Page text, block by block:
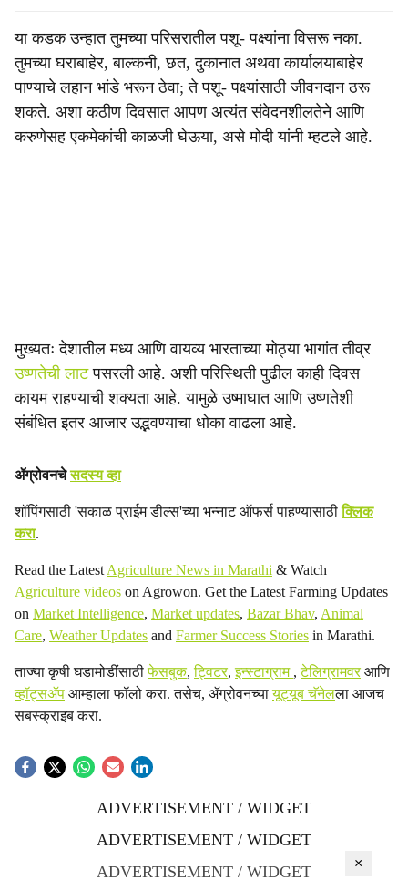
या कडक उन्हात तुमच्या परिसरातील पशू- पक्ष्यांना विसरू नका.
तुमच्या घराबाहेर, बाल्कनी, छत, दुकानात अथवा कार्यालयाबाहेर
पाण्याचे लहान भांडे भरून ठेवा; ते पशू- पक्ष्यांसाठी जीवनदान ठरू
शकते. अशा कठीण दिवसात आपण अत्यंत संवेदनशीलतेने आणि
करुणेसह एकमेकांची काळजी घेऊया, असे मोदी यांनी म्हटले आहे.
मुख्यतः देशातील मध्य आणि वायव्य भारताच्या मोठ्या भागांत तीव्र
उष्णतेची लाटपसरली आहे. अशी परिस्थिती पुढील काही दिवस
कायम राहण्याची शक्यता आहे. यामुळे उष्माघात आणि उष्णतेशी
संबंधित इतर आजार उद्भवण्याचा धोका वाढला आहे.
ॲग्रोवनचेसदस्य व्हा
शॉपिंगसाठी 'सकाळ प्राईम डील्स'च्या भन्नाट ऑफर्स पाहण्यासाठीक्लिक
करा.
Read the Latest Agriculture News in Marathi & Watch
Agriculture videos on Agrowon. Get the Latest Farming Updates
on Market Intelligence, Market updates, Bazar Bhav, Animal
Care, Weather Updates and Farmer Success Stories in Marathi.
ताज्या कृषी घडामोडींसाठीफेसबुक,ट्विटर,इन्स्टाग्राम ,टेलिग्रामवरआणि
व्हॉट्सॲप आम्हाला फॉलो करा. तसेच, ॲग्रोवनच्यायूट्यूब चॅनेलला आजच
सबस्क्राइब करा.
ADVERTISEMENT / WIDGET
ADVERTISEMENT / WIDGET
ADVERTISEMENT / WIDGET
×